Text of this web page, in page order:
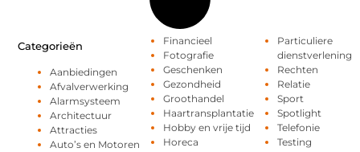
Categorieën
Aanbiedingen
Afvalverwerking
Alarmsysteem
Architectuur
Attracties
Auto’s en Motoren
Financieel
Fotografie
Geschenken
Gezondheid
Groothandel
Haartransplantatie
Hobby en vrije tijd
Horeca
Particuliere
dienstverlening
Rechten
Relatie
Sport
Spotlight
Telefonie
Testing